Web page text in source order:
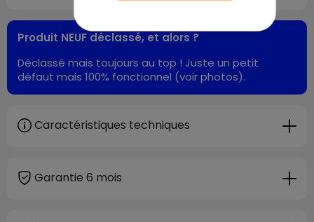
Produit NEUF déclassé, et alors ?
Déclassé mais toujours au top ! Juste un petit
défaut mais 100% fonctionnel (voir photos).
Caractéristiques techniques
Garantie 6 mois